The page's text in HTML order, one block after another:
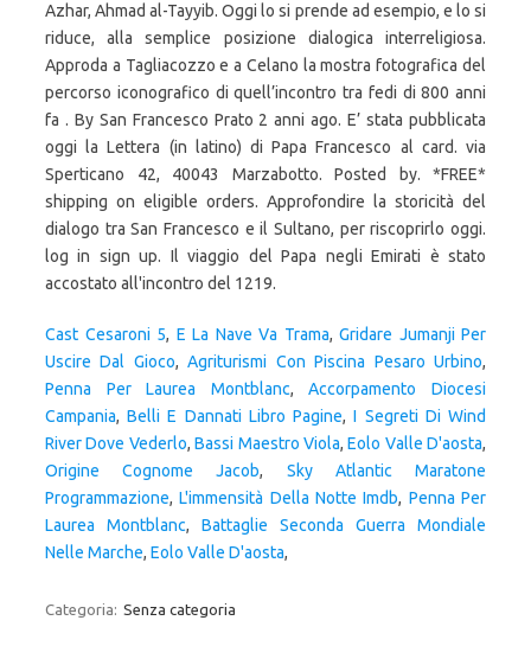
Azhar, Ahmad al-Tayyib. Oggi lo si prende ad esempio, e lo si
riduce, alla semplice posizione dialogica interreligiosa.
Approda a Tagliacozzo e a Celano la mostra fotografica del
percorso iconografico di quell’incontro tra fedi di 800 anni
fa . By San Francesco Prato 2 anni ago. E’ stata pubblicata
oggi la Lettera (in latino) di Papa Francesco al card. via
Sperticano 42, 40043 Marzabotto. Posted by. *FREE*
shipping on eligible orders. Approfondire la storicità del
dialogo tra San Francesco e il Sultano, per riscoprirlo oggi.
log in sign up. Il viaggio del Papa negli Emirati è stato
accostato all'incontro del 1219.
Cast Cesaroni 5, E La Nave Va Trama, Gridare Jumanji Per
Uscire Dal Gioco,Agriturismi Con Piscina Pesaro Urbino,
Penna Per Laurea Montblanc,Accorpamento Diocesi
Campania,Belli E Dannati Libro Pagine,I Segreti Di Wind
River Dove Vederlo,Bassi Maestro Viola,Eolo Valle D'aosta,
Origine Cognome Jacob, Sky Atlantic Maratone
Programmazione,L'immensità Della Notte Imdb, Penna Per
Laurea Montblanc, Battaglie Seconda Guerra Mondiale
Nelle Marche, Eolo Valle D'aosta,
Categoria: Senza categoria